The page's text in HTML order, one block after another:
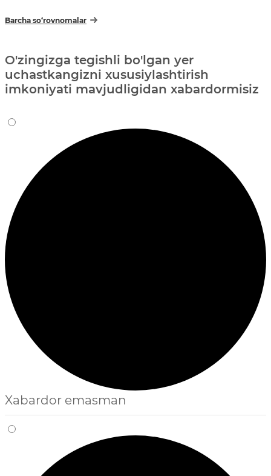
Barcha so‘rovnomalar
O'zingizga tegishli bo'lgan yer
uchastkangizni xususiylashtirish
imkoniyati mavjudligidan xabardormisiz
Xabardor emasman